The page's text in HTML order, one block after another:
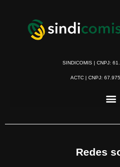
SINDICOMIS | CNPJ:
ACTC | CNPJ:
Redes